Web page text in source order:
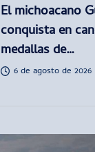
El michoacano
conquista en
medallas de…
6 de agosto de 2026